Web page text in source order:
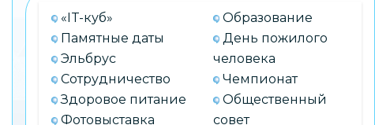
«IT-куб»
Памятные даты
Эльбрус
Сотрудничество
Здоровое питание
Фотовыставка
Образование
День пожилого
человека
Чемпионат
Общественный
совет